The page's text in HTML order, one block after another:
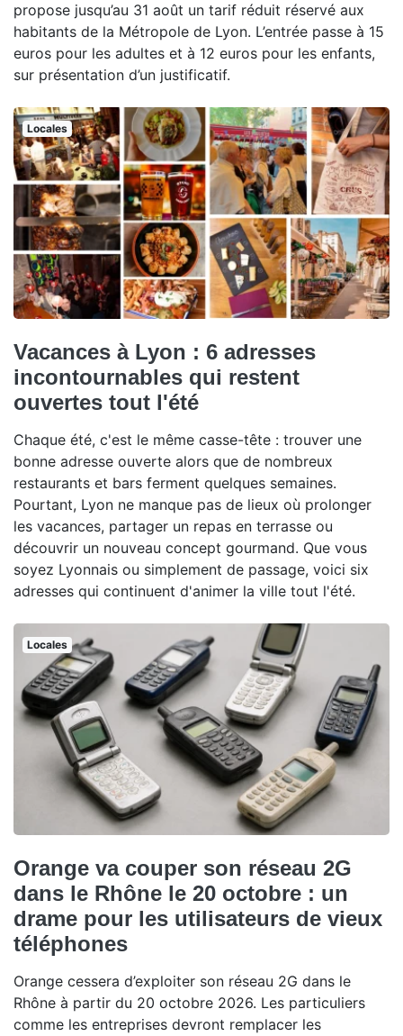
propose jusqu’au 31 août un tarif réduit réservé aux
habitants de la Métropole de Lyon. L’entrée passe à 15
euros pour les adultes et à 12 euros pour les enfants,
sur présentation d’un justificatif.
Locales
Vacances à Lyon : 6 adresses
incontournables qui restent
ouvertes tout l'été
Chaque été, c'est le même casse-tête : trouver une
bonne adresse ouverte alors que de nombreux
restaurants et bars ferment quelques semaines.
Pourtant, Lyon ne manque pas de lieux où prolonger
les vacances, partager un repas en terrasse ou
découvrir un nouveau concept gourmand. Que vous
soyez Lyonnais ou simplement de passage, voici six
adresses qui continuent d'animer la ville tout l'été.
Locales
Orange va couper son réseau 2G
dans le Rhône le 20 octobre : un
drame pour les utilisateurs de vieux
téléphones
Orange cessera d’exploiter son réseau 2G dans le
Rhône à partir du 20 octobre 2026. Les particuliers
comme les entreprises devront remplacer les